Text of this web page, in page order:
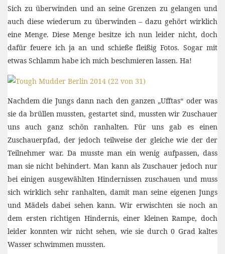
Sich zu überwinden und an seine Grenzen zu gelangen und
auch diese wiederum zu überwinden – dazu gehört wirklich
eine Menge. Diese Menge besitze ich nun leider nicht, doch
dafür feuere ich ja an und schieße fleißig Fotos. Sogar mit
etwas Schlamm habe ich mich beschmieren lassen. Ha!
Nachdem die Jungs dann nach den ganzen „Ufftas“ oder was
sie da brüllen mussten, gestartet sind, mussten wir Zuschauer
uns auch ganz schön ranhalten. Für uns gab es einen
Zuschauerpfad, der jedoch teilweise der gleiche wie der der
Teilnehmer war. Da musste man ein wenig aufpassen, dass
man sie nicht behindert. Man kann als Zuschauer jedoch nur
bei einigen ausgewählten Hindernissen zuschauen und muss
sich wirklich sehr ranhalten, damit man seine eigenen Jungs
und Mädels dabei sehen kann. Wir erwischten sie noch an
dem ersten richtigen Hindernis, einer kleinen Rampe, doch
leider konnten wir nicht sehen, wie sie durch 0 Grad kaltes
Wasser schwimmen mussten.